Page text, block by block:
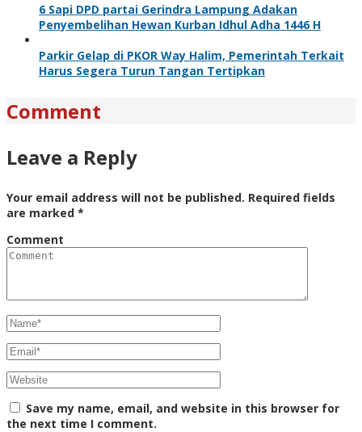
6 Sapi DPD partai Gerindra Lampung Adakan
Penyembelihan Hewan Kurban Idhul Adha 1446 H
Parkir Gelap di PKOR Way Halim, Pemerintah Terkait
Harus Segera Turun Tangan Tertipkan
Comment
Leave a Reply
Your email address will not be published. Required fields
are marked *
Comment
Save my name, email, and website in this browser for
the next time I comment.